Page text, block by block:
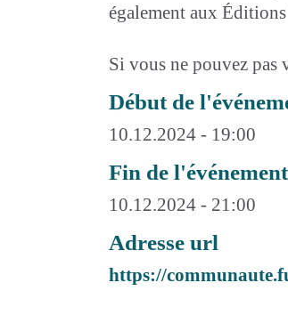
également aux
Si vous ne pouvez pas
Début de
10.12.2024 - 19:00
Fin de l'événement
10.12.2024 - 21:00
Adresse url
https://